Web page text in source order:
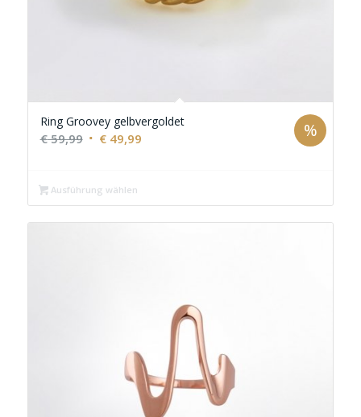
Ring Groovey gelbvergoldet
€59,99 Ursprünglicher
€ 59,99
€49,99Aktueller
%
Ausführung wählen